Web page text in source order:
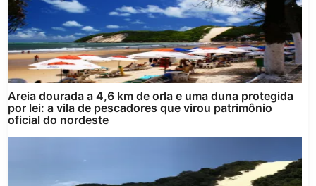
Areia dourada a 4,6 km de orla e uma duna protegida
por lei: a vila de pescadores que virou patrimônio
oficial do nordeste